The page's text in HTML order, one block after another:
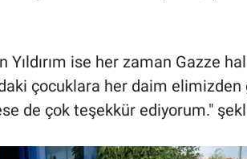
ise her zaman Gazze
çocuklara her daim elimizden
de çok teşekkür ediyorum."